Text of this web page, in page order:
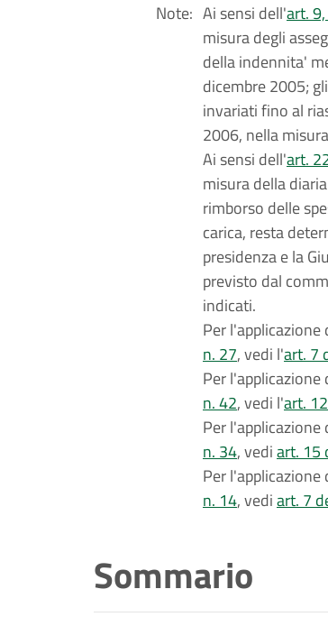
Note: Ai sensi dell'art.
misura degli
della indennita'
dicembre 2005;
invariati fino al
2006, nella
Ai sensi dell'art.
misura della
rimborso delle
carica, resta
presidenza e la
previsto dal
indicati.
Per
n. 27, vedi l'art. 7
Per
n. 42, vedi l'art.
Per
n. 34, vediart. 15
Per
n. 14, vediart. 7
Sommario